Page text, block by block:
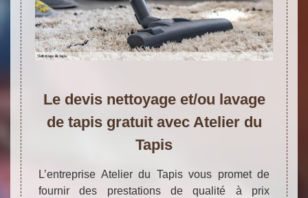
Le devis nettoyage et/ou lavage
de tapis gratuit avec Atelier du
Tapis
L’entreprise Atelier du Tapis vous promet de
fournir des prestations de qualité à prix